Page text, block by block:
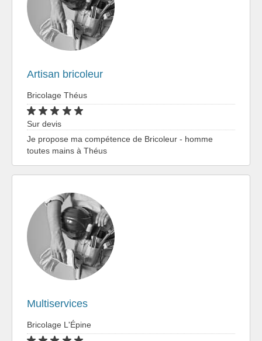
Artisan bricoleur
Bricolage Théus
Sur devis
Je propose ma compétence de Bricoleur - homme
toutes mains à Théus
Multiservices
Bricolage L'Épine